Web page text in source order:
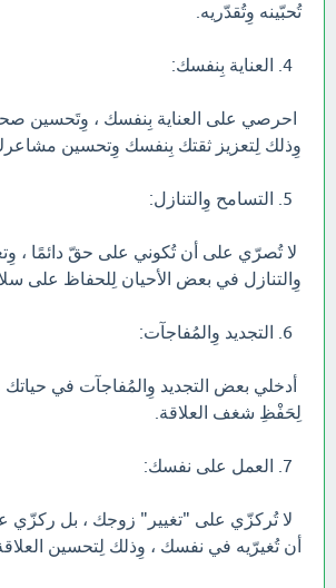
تُحبّينه وِتُقدّريه.
احرصي على العناية بِنفسك ، وِتَحسين
وِذلك لِتعزيز ثقتك بِنفسك وِتحسين
لا تُصرّي على أن تُكوني على حقّ دائمًا ،
وِالتنازل في بعض الأحيان لِلحفاظ على
أدخلي بعض التجديد وِالمُفاجآت في
لِحَفْظِ شغف العلاقة.
لا تُركزّي على "تغيير" زوجك ، بل ركزّي
أن تُغيرّيه في نفسك ، وِذلك لِتحسين